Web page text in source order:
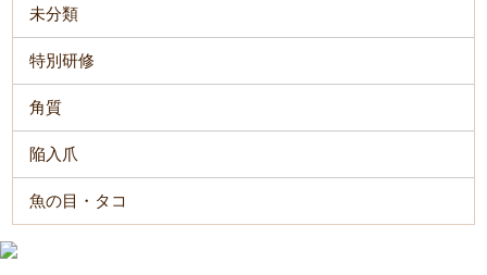
未分類
特別研修
角質
陥入爪
魚の目・タコ